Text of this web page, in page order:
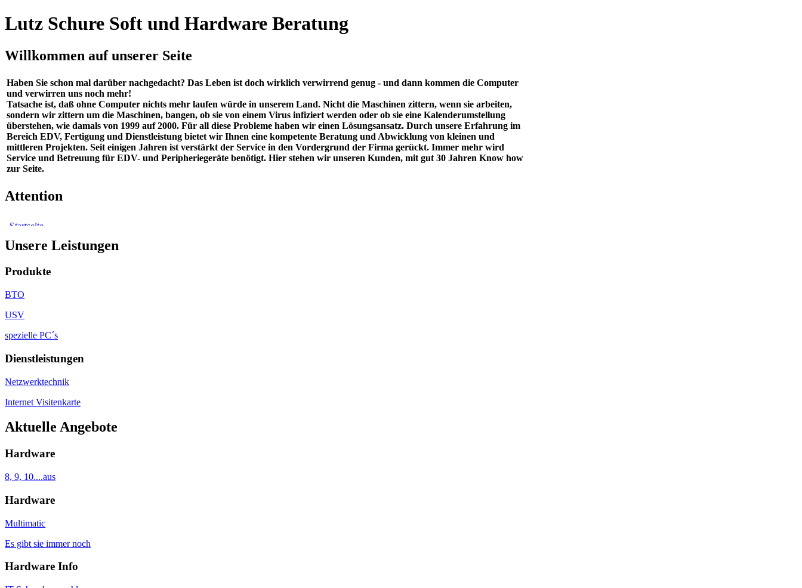
Lutz Schure Soft und Hardware Beratung
Willkommen auf unserer Seite
Haben Sie schon mal darüber nachgedacht? Das Leben ist doch wirklich verwirrend genug - und dann kommen die Computer
und verwirren uns noch mehr!
Tatsache ist, daß ohne Computer nichts mehr laufen würde in unserem Land. Nicht die Maschinen zittern, wenn sie arbeiten,
sondern wir zittern um die Maschinen, bangen, ob sie von einem Virus infiziert werden oder ob sie eine Kalenderumstellung
überstehen, wie damals von 1999 auf 2000. Für all diese Probleme haben wir einen Lösungsansatz. Durch unsere Erfahrung im
Bereich EDV, Fertigung und Dienstleistung bietet wir Ihnen eine kompetente Beratung und Abwicklung von kleinen und
mittleren Projekten. Seit einigen Jahren ist verstärkt der Service in den Vordergrund der Firma gerückt. Immer mehr wird
Service und Betreuung für EDV- und Peripheriegeräte benötigt. Hier stehen wir unseren Kunden, mit gut 30 Jahren Know how
zur Seite.
Attention
Unsere Leistungen
Produkte
BTO
USV
spezielle PC´s
Dienstleistungen
Netzwerktechnik
Internet Visitenkarte
Aktuelle Angebote
Hardware
8, 9, 10....aus
Hardware
Multimatic
Es gibt sie immer noch
Hardware Info